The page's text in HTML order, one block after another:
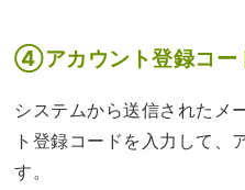
④アカウント登録コー
システムから送信されたメ
ト登録コードを入力して、
す。